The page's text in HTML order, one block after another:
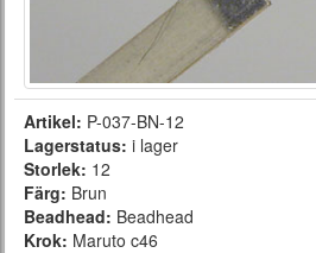
Artikel: P-037-BN-12
Lagerstatus: i lager
Storlek: 12
Färg: Brun
Beadhead: Beadhead
Krok: Maruto c46